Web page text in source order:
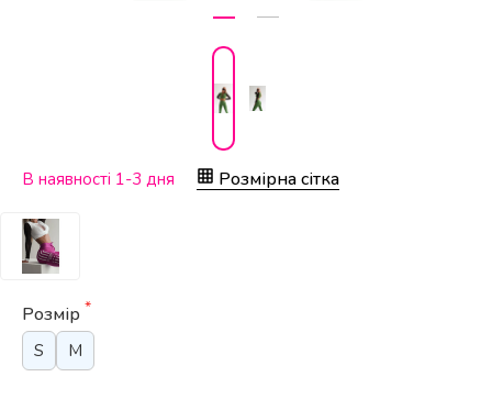
В наявності 1-3 дня Розмірна сітка
Розмір *
S M